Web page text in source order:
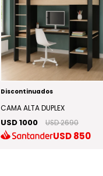
Discontinuados
CAMA ALTA DUPLEX
USD 1000 USD 2690
USD850